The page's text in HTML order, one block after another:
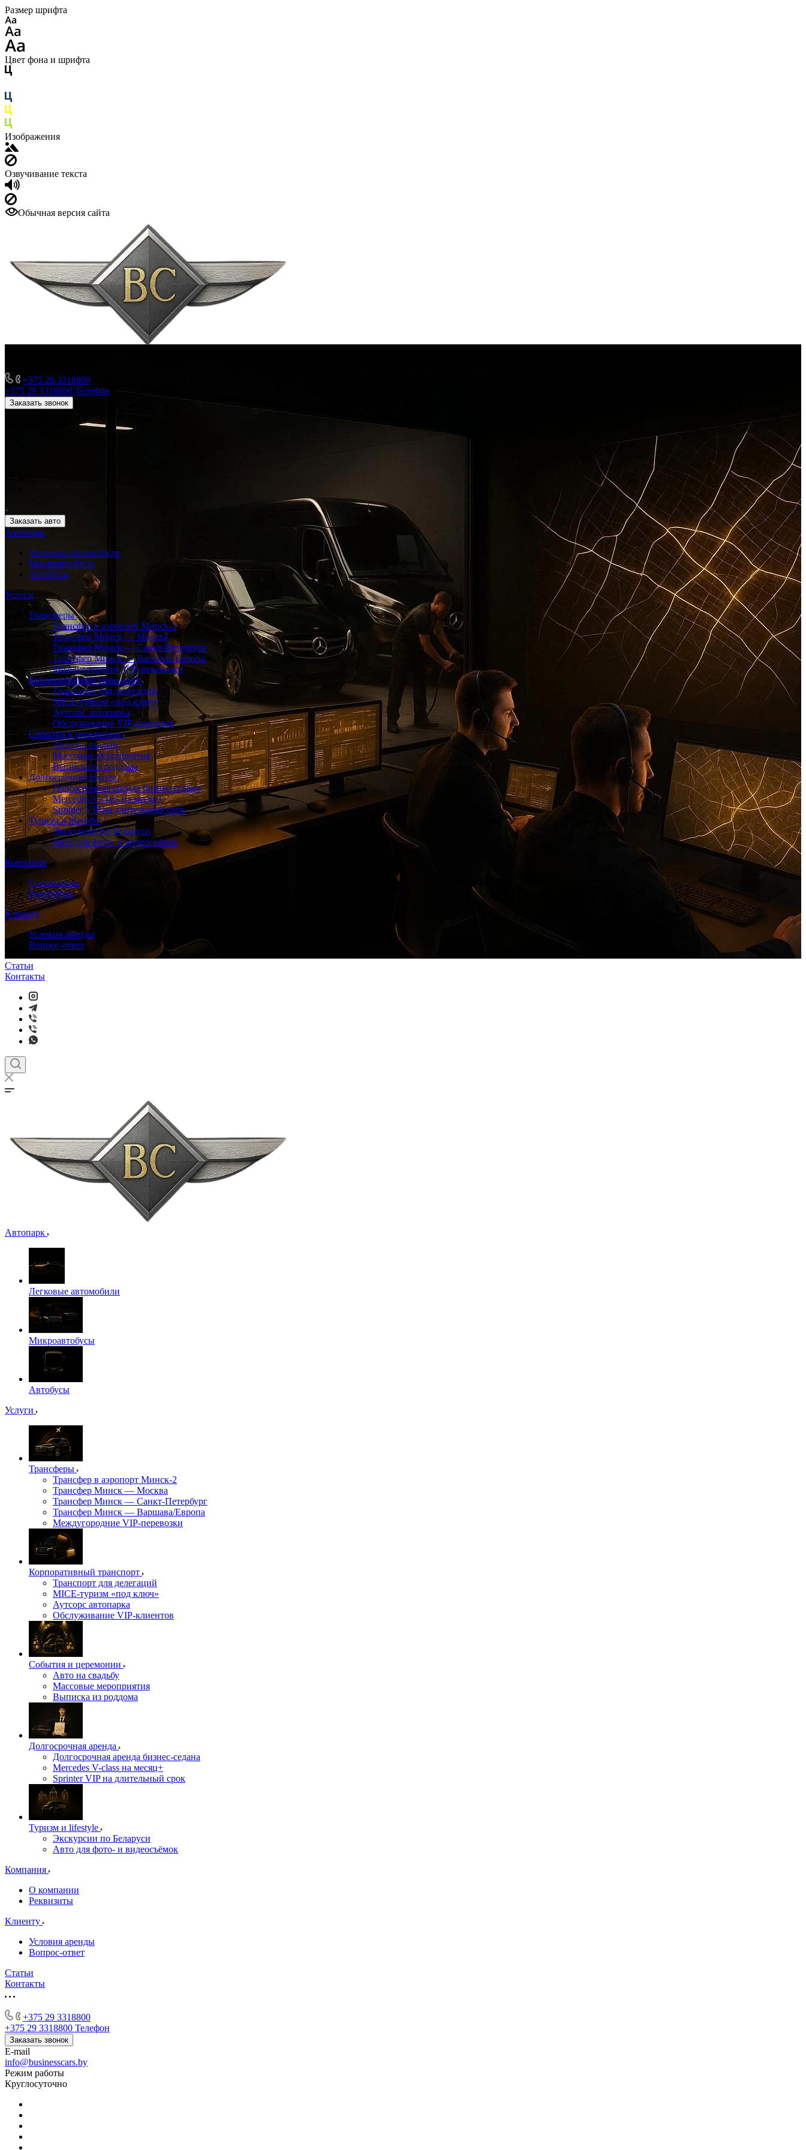
Размер шрифта
Цвет фона и шрифта
Изображения
Озвучивание текста
Обычная версия сайта
+375 29 3318800
+375 29 3318800 Телефон
Заказать звонок
Заказать авто
Автопарк
Легковые автомобили
Микроавтобусы
Автобусы
Услуги
Трансферы
Трансфер в аэропорт Минск-2
Трансфер Минск — Москва
Трансфер Минск — Санкт-Петербург
Трансфер Минск — Варшава/Европа
Междугородние VIP-перевозки
Корпоративный транспорт
Транспорт для делегаций
MICE-туризм «под ключ»
Аутсорс автопарка
Обслуживание VIP-клиентов
События и церемонии
Авто на свадьбу
Массовые мероприятия
Выписка из роддома
Долгосрочная аренда
Долгосрочная аренда бизнес-седана
Mercedes V-class на месяц+
Sprinter VIP на длительный срок
Туризм и lifestyle
Экскурсии по Беларуси
Авто для фото- и видеосъёмок
Компания
О компании
Реквизиты
Клиенту
Условия аренды
Вопрос-ответ
Статьи
Контакты
Автопарк
Легковые автомобили
Микроавтобусы
Автобусы
Услуги
Трансферы
Трансфер в аэропорт Минск-2
Трансфер Минск — Москва
Трансфер Минск — Санкт-Петербург
Трансфер Минск — Варшава/Европа
Междугородние VIP-перевозки
Корпоративный транспорт
Транспорт для делегаций
MICE-туризм «под ключ»
Аутсорс автопарка
Обслуживание VIP-клиентов
События и церемонии
Авто на свадьбу
Массовые мероприятия
Выписка из роддома
Долгосрочная аренда
Долгосрочная аренда бизнес-седана
Mercedes V-class на месяц+
Sprinter VIP на длительный срок
Туризм и lifestyle
Экскурсии по Беларуси
Авто для фото- и видеосъёмок
Компания
О компании
Реквизиты
Клиенту
Условия аренды
Вопрос-ответ
Статьи
Контакты
+375 29 3318800
+375 29 3318800 Телефон
Заказать звонок
E-mail
info@businesscars.by
Режим работы
Круглосуточно